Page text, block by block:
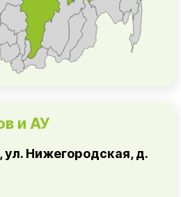
и АУ
ул. Нижегородская, д.